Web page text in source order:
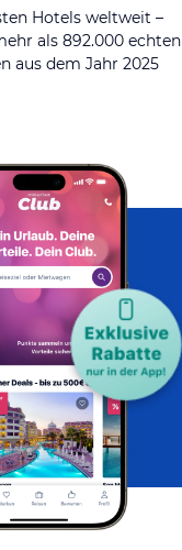
Hotels weltweit –
als 892.000 echten
aus dem Jahr 2025